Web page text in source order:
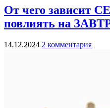
От чего зависит
повлиять на
14.12.2024 2 комментария